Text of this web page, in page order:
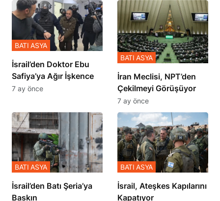
İsrail’den Doktor Ebu
Safiya’ya Ağır İşkence
BATI ASYA
7 ay önce
İran Meclisi, NPT’den
Çekilmeyi Görüşüyor
BATI ASYA
7 ay önce
​​​​​​​İsrail’den Batı Şeria’ya
Baskın
BATI ASYA
İsrail, Ateşkes Kapılarını
Kapatıyor
BATI ASYA